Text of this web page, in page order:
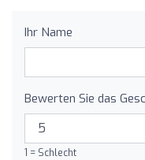
Ihr Name
Bewerten Sie das
1 = Schlecht